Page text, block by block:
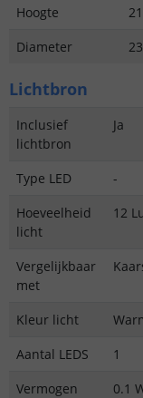
Hoogte
Diameter
Lichtbron
Inclusief
lichtbron
Ja
Type LED
-
Hoeveelheid
licht
12
Vergelijkbaar
met
Kleur licht
Aantal LEDS
1
Vermogen
0.1